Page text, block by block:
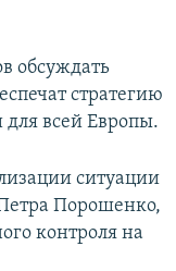
обсуждать
стратегию
всей Европы.
ситуации
Порошенко,
контроля на